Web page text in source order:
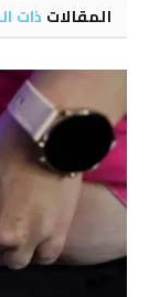
المقالات ذات